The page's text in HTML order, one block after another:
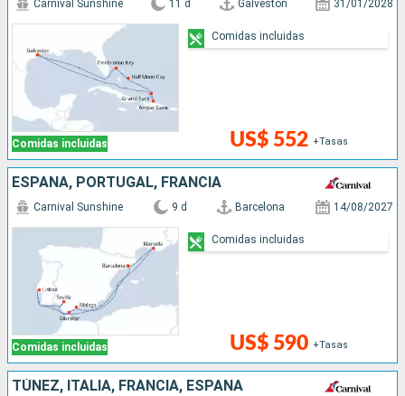
Comidas incluidas
Carnival Sunshine 11 d Galveston 31/01/2028
US$ 552 +Tasas
Comidas incluidas
ESPAÑA, PORTUGAL, FRANCIA
Comidas incluidas
Carnival Sunshine 9 d Barcelona 14/08/2027
US$ 590 +Tasas
Comidas incluidas
TÚNEZ, ITALIA, FRANCIA, ESPAÑA